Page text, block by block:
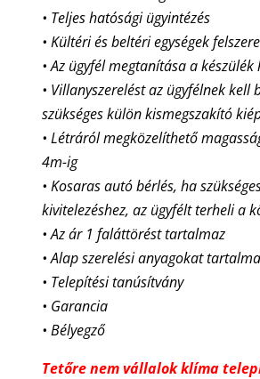
• Teljes hatósági ügyintézés
• Kültéri és beltéri egységek
• Az ügyfél megtanítása a
• Villanyszerelést az ügyfélnek kell
szükséges külön kismegszakító
• Létráról megközelíthető
4m-ig
• Kosaras autó bérlés, ha
kivitelezéshez, az ügyfélt terheli a
• Az ár 1 faláttörést tartalmaz
• Alap szerelési anyagokat
• Telepítési tanúsítvány
• Garancia
• Bélyegző
Tetőre nem vállalok klíma